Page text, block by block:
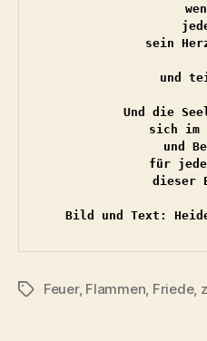
sein
und
Und die
sich im
und
für
dieser
Bild und Text:
Schlagwörter
Feuer, Flammen Friede,